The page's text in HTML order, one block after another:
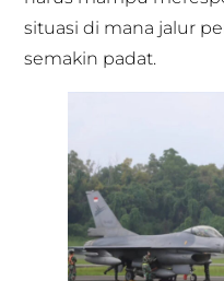
situasi di mana jalur
semakin padat.